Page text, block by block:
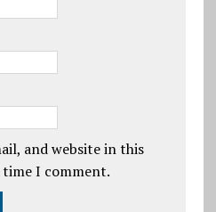
and website in this
I comment.